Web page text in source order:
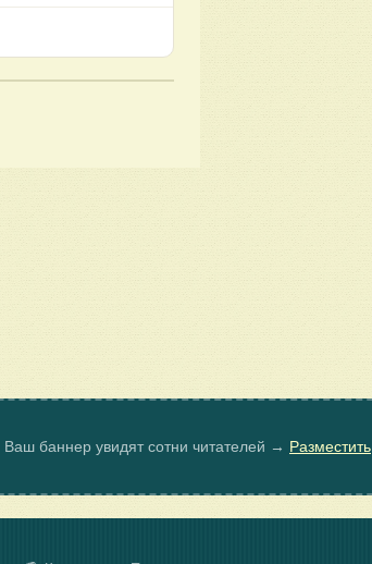
Ваш баннер увидят сотни читателей → Разместить